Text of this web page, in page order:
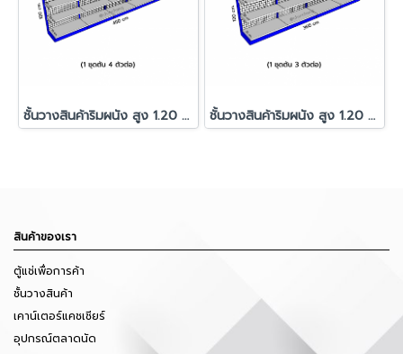
ชั้นวางสินค้าริมผนัง สูง 1.20 ม. รุ่น C-35 1 ชุดต้น 4 ตัวต่อ ชั้นวางสินค้าริมผนัง สูง 1.20 ม. รุ่น C-35 1 ชุดต้น 3 ตัวต่อ
สินค้าของเรา
ตู้แช่เพื่อการค้า
ชั้นวางสินค้า
เคาน์เตอร์แคชเชียร์
อุปกรณ์ตลาดนัด